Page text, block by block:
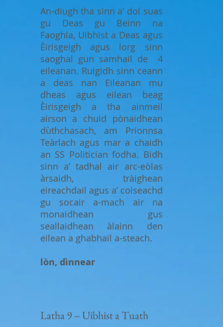
An-diugh tha sinn a’ dol suas
gu Deas gu Beinn na
Faoghla, Uibhist a Deas agus
Èirisgeigh agus lorg sinn
saoghal gun samhail de 4
eileanan. Ruigidh sinn ceann
a deas nan Eileanan mu
dheas agus eilean beag
Èirisgeigh a tha ainmeil
airson a chuid pònaidhean
dùthchasach, am Prionnsa
Teàrlach agus mar a chaidh
an SS Politician fodha. Bidh
sinn a’ tadhal air arc-eòlas
àrsaidh, tràighean
eireachdail agus a’ coiseachd
gu socair a-mach air na
monaidhean gus
seallaidhean àlainn den
eilean a ghabhail a-steach.
lòn, dìnnear
Latha 9 – Uibhist a Tuath